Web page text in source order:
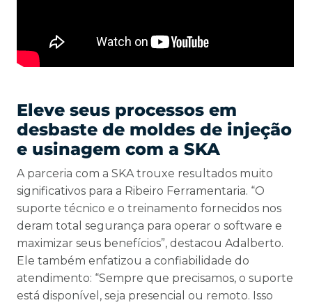
Eleve seus processos em
desbaste de moldes de injeção
e usinagem com a SKA
A parceria com a SKA trouxe resultados muito
significativos para a Ribeiro Ferramentaria. “O
suporte técnico e o treinamento fornecidos nos
deram total segurança para operar o software e
maximizar seus benefícios”, destacou Adalberto.
Ele também enfatizou a confiabilidade do
atendimento: “Sempre que precisamos, o suporte
está disponível, seja presencial ou remoto. Isso